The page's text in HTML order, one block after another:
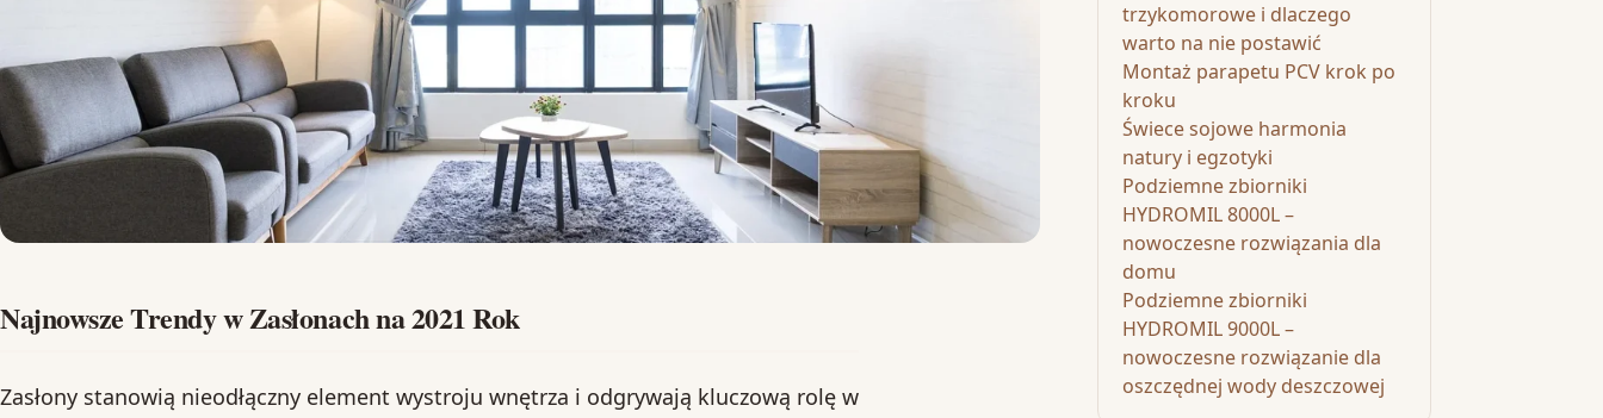
Najnowsze Trendy w Zasłonach na 2021 Rok
Zasłony stanowią nieodłączny element wystroju wnętrza i odgrywają kluczową rolę w
trzykomorowe i dlaczego
warto na nie postawić
Montaż parapetu PCV krok po
kroku
Świece sojowe harmonia
natury i egzotyki
Podziemne zbiorniki
HYDROMIL 8000L –
nowoczesne rozwiązania dla
domu
Podziemne zbiorniki
HYDROMIL 9000L –
nowoczesne rozwiązanie dla
oszczędnej wody deszczowej